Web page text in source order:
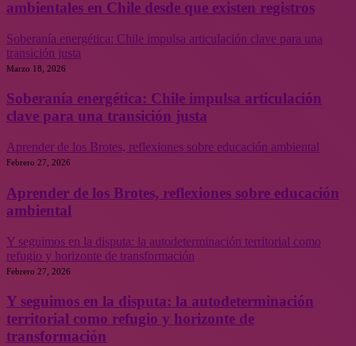
ambientales en Chile desde que existen registros
Soberanía energética: Chile impulsa articulación clave para una
transición justa
Marzo 18, 2026
Soberanía energética: Chile impulsa articulación
clave para una transición justa
Aprender de los Brotes, reflexiones sobre educación ambiental
Febrero 27, 2026
Aprender de los Brotes, reflexiones sobre educación
ambiental
Y seguimos en la disputa: la autodeterminación territorial como
refugio y horizonte de transformación
Febrero 27, 2026
Y seguimos en la disputa: la autodeterminación
territorial como refugio y horizonte de
transformación